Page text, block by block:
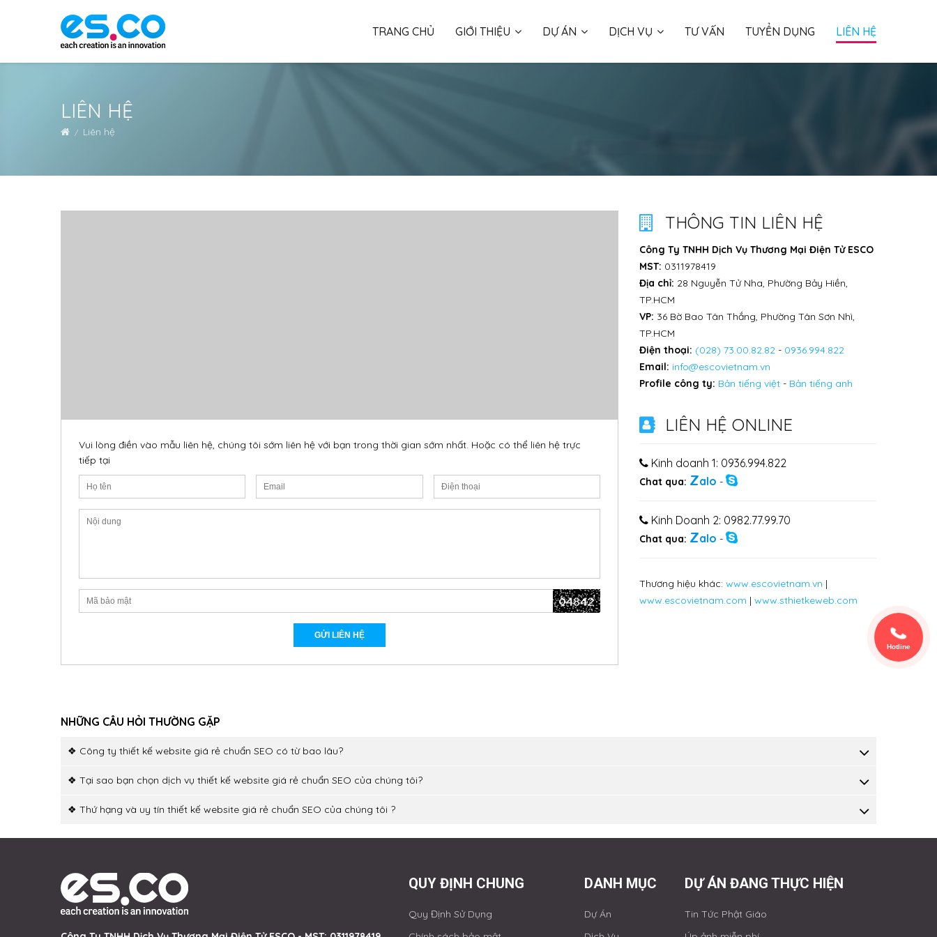
TRANG CHỦ GIỚI THIỆU DỰ ÁN DỊCH VỤ TƯ VẤN TUYỂN DỤNG LIÊN HỆ
LIÊN HỆ
Liên hệ
Vui lòng điền vào mẫu liên hệ, chúng tôi sớm liên hệ với bạn trong thời gian sớm nhất. Hoặc có thể liên hệ trực
tiếp tại
THÔNG TIN LIÊN HỆ
Công Ty TNHH Dịch Vụ Thương Mại Điện Tử ESCO
MST: 0311978419
Địa chỉ: 28 Nguyễn Tử Nha, Phường Bảy Hiền,
TP.HCM
VP: 36 Bờ Bao Tân Thắng, Phường Tân Sơn Nhì,
TP.HCM
Điện thoại: (028) 73.00.82.82 - 0936.994.822
Email: info@escovietnam.vn
Profile công ty: Bản tiếng việt - Bản tiếng anh
LIÊN HỆ ONLINE
Kinh doanh 1: 0936.994.822
Chat qua: Zalo -
Kinh Doanh 2: 0982.77.99.70
Chat qua: Zalo -
Thương hiệu khác: www.escovietnam.vn |
www.escovietnam.com | www.sthietkeweb.com
NHỮNG CÂU HỎI THƯỜNG GẶP
❖ Công ty thiết kế website giá rẻ chuẩn SEO có từ bao lâu?
❖ Tại sao bạn chọn dịch vụ thiết kế website giá rẻ chuẩn SEO của chúng tôi?
❖ Thứ hạng và uy tín thiết kế website giá rẻ chuẩn SEO của chúng tôi ?
QUY ĐỊNH CHUNG
Quy Định Sử Dụng
DANH MỤC
Dự Án
DỰ ÁN ĐANG THỰC HIỆN
Tin Tức Phật Giáo
Hotline